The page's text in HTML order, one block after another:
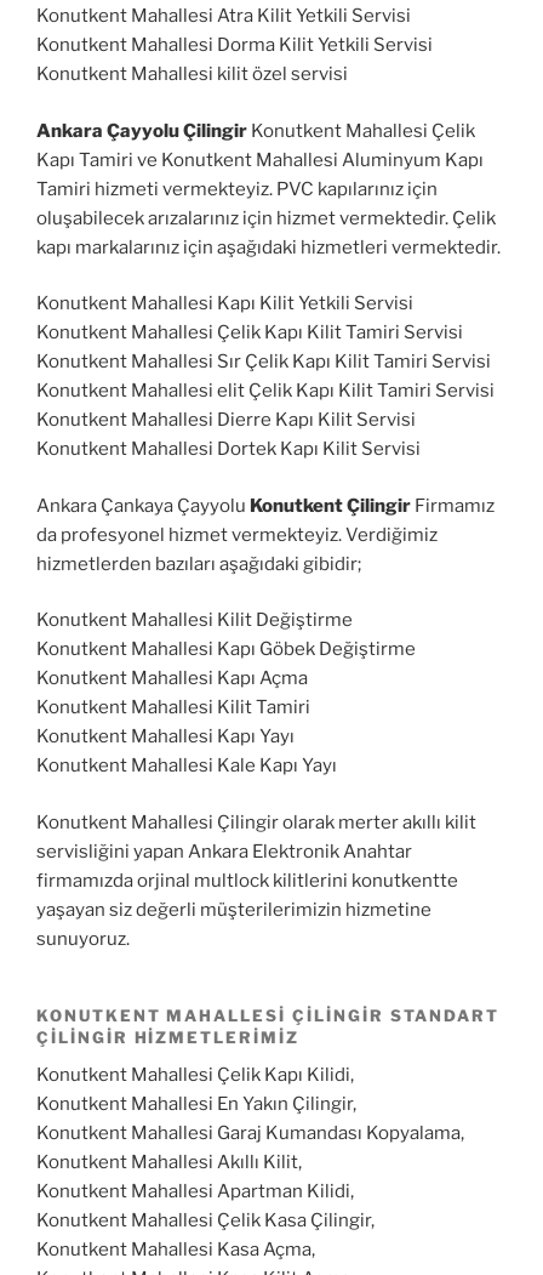
Konutkent Mahallesi Atra Kilit Yetkili Servisi
Konutkent Mahallesi Dorma Kilit Yetkili Servisi
Konutkent Mahallesi kilit özel servisi
Ankara Çayyolu Çilingir Konutkent Mahallesi Çelik
Kapı Tamiri ve Konutkent Mahallesi Aluminyum Kapı
Tamiri hizmeti vermekteyiz. PVC kapılarınız için
oluşabilecek arızalarınız için hizmet vermektedir. Çelik
kapı markalarınız için aşağıdaki hizmetleri vermektedir.
Konutkent Mahallesi Kapı Kilit Yetkili Servisi
Konutkent Mahallesi Çelik Kapı Kilit Tamiri Servisi
Konutkent Mahallesi Sır Çelik Kapı Kilit Tamiri Servisi
Konutkent Mahallesi elit Çelik Kapı Kilit Tamiri Servisi
Konutkent Mahallesi Dierre Kapı Kilit Servisi
Konutkent Mahallesi Dortek Kapı Kilit Servisi
Ankara Çankaya Çayyolu Konutkent Çilingir Firmamız
da profesyonel hizmet vermekteyiz. Verdiğimiz
hizmetlerden bazıları aşağıdaki gibidir;
Konutkent Mahallesi Kilit Değiştirme
Konutkent Mahallesi Kapı Göbek Değiştirme
Konutkent Mahallesi Kapı Açma
Konutkent Mahallesi Kilit Tamiri
Konutkent Mahallesi Kapı Yayı
Konutkent Mahallesi Kale Kapı Yayı
Konutkent Mahallesi Çilingir olarak merter akıllı kilit
servisliğini yapan Ankara Elektronik Anahtar
firmamızda orjinal multlock kilitlerini konutkentte
yaşayan siz değerli müşterilerimizin hizmetine
sunuyoruz.
KONUTKENT MAHALLESI ÇILINGIR STANDART
ÇILINGIR HIZMETLERIMIZ
Konutkent Mahallesi Çelik Kapı Kilidi,
Konutkent Mahallesi En Yakın Çilingir,
Konutkent Mahallesi Garaj Kumandası Kopyalama,
Konutkent Mahallesi Akıllı Kilit,
Konutkent Mahallesi Apartman Kilidi,
Konutkent Mahallesi Çelik Kasa Çilingir,
Konutkent Mahallesi Kasa Açma,